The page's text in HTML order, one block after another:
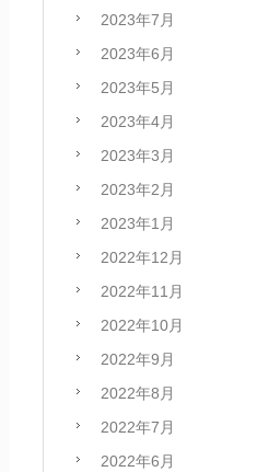
2023年7月
2023年6月
2023年5月
2023年4月
2023年3月
2023年2月
2023年1月
2022年12月
2022年11月
2022年10月
2022年9月
2022年8月
2022年7月
2022年6月